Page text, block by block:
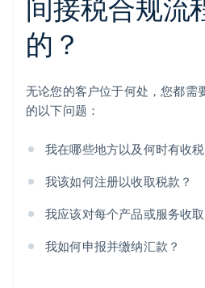
间接税合规流
的？
无论您的客户位于何处，您都需
的以下问题：
我在哪些地方以及何时有收
我该如何注册以收取税款？
我应该对每个产品或服务收
我如何申报并缴纳汇款？